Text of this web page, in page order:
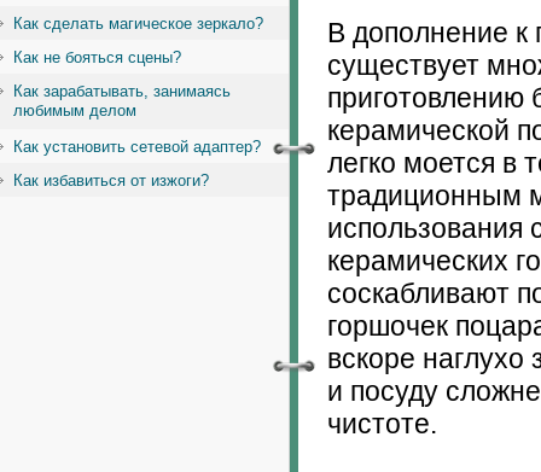
Как сделать магическое зеркало?
Как не бояться сцены?
Как зарабатывать, занимаясь
любимым делом
Как установить сетевой адаптер?
Как избавиться от изжоги?
В дополнение к
существует
приготовлению
керамической
легко моется в
традиционным
использования
керамических
соскабливают
горшочек
вскоре
и посуду
чистоте.